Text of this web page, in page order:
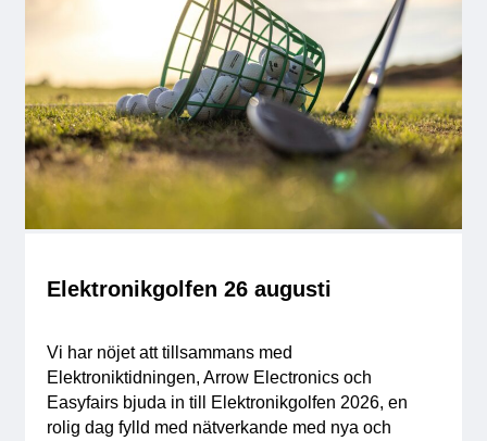
Our members
Board
Sections & Forums
Elektronikgolfen 26 augusti
Vi har nöjet att tillsammans med
Elektroniktidningen, Arrow Electronics och
Easyfairs bjuda in till Elektronikgolfen 2026, en
rolig dag fylld med nätverkande med nya och